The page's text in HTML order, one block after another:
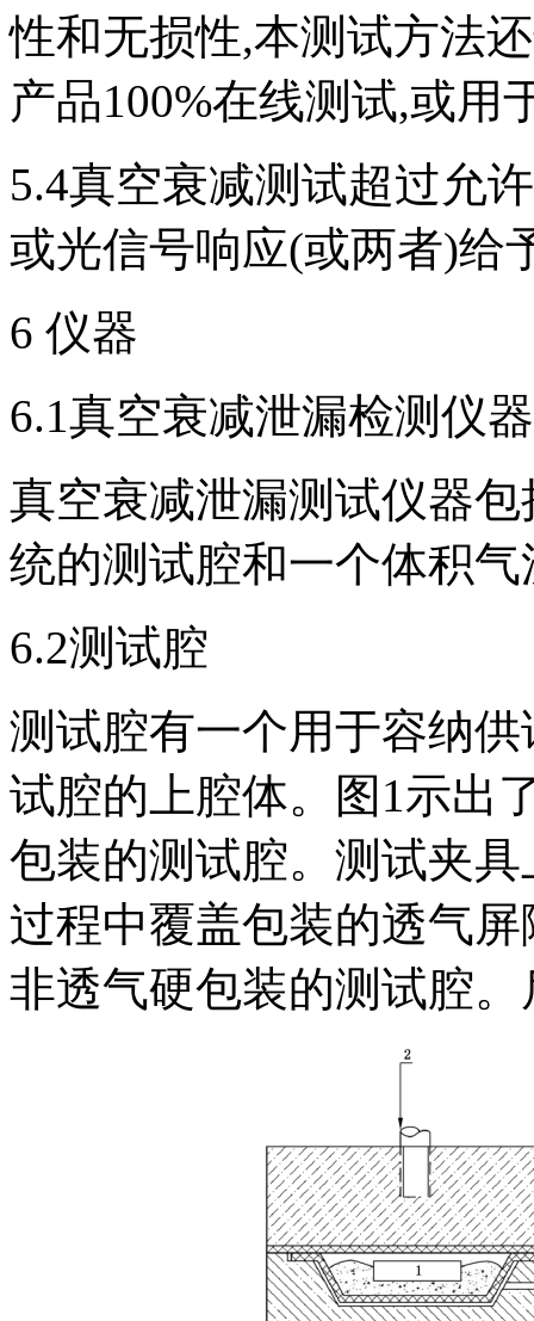
性和无损性,本测试方法
产品100%在线测试,或用
5.4真空衰减测试超过允
或光信号响应(或两者)给
6 仪器
6.1真空衰减泄漏检测仪器
真空衰减泄漏测试仪器
统的测试腔和一个体积气
6.2测试腔
测试腔有一个用于容纳
试腔的上腔体。图1示出
包装的测试腔。测试夹
过程中覆盖包装的透气
非透气硬包装的测试腔